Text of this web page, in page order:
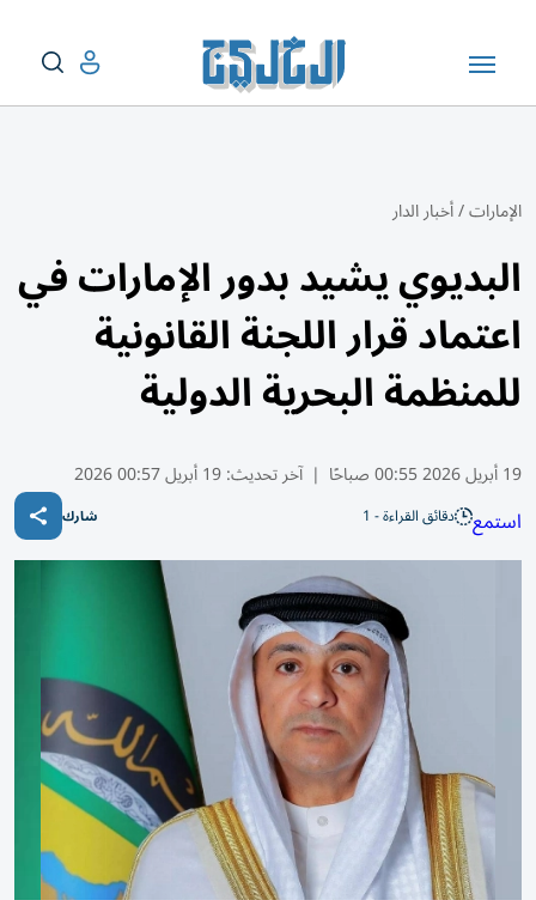
الإمارات/أخبار الدار
البديوي يشيد بدور الإمارات في
اعتماد قرار اللجنة القانونية
للمنظمة البحرية الدولية
19 أبريل 2026 00:55 صباحًا | آخر تحديث:19 أبريل 00:57 2026
استمع دقائق القراءة - 1 شارك